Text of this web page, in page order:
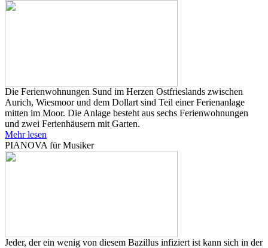
Die Ferienwohnungen Sund im Herzen Ostfrieslands zwischen
Aurich, Wiesmoor und dem Dollart sind Teil einer Ferienanlage
mitten im Moor. Die Anlage besteht aus sechs Ferienwohnungen
und zwei Ferienhäusern mit Garten.
Mehr lesen
PIANOVA für Musiker
Jeder, der ein wenig von diesem Bazillus infiziert ist kann sich in der